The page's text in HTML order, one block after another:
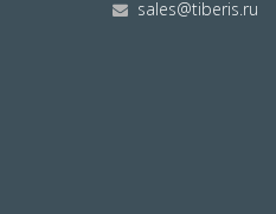
sales@tiberis.ru